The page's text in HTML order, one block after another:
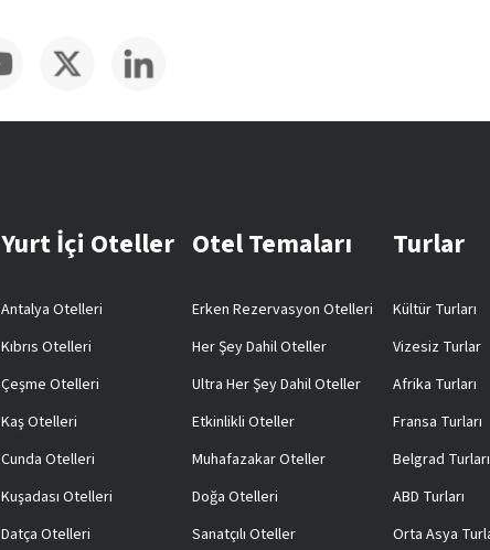
Yurt İçi Oteller
Antalya Otelleri
Kıbrıs Otelleri
Çeşme Otelleri
Kaş Otelleri
Cunda Otelleri
Kuşadası Otelleri
Datça Otelleri
Otel Temaları
Erken Rezervasyon Otelleri
Her Şey Dahil Oteller
Ultra Her Şey Dahil Oteller
Etkinlikli Oteller
Muhafazakar Oteller
Doğa Otelleri
Sanatçılı Oteller
Turlar
Kültür Turları
Vizesiz Turlar
Afrika Turları
Fransa Turları
Belgrad Turları
ABD Turları
Orta Asya